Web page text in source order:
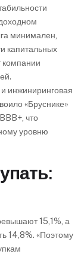
минимален,
капитальных
компании
инжиниринговая
«Бруснике»
что
уровню
15,1%, а
14,8%. «Поэтому